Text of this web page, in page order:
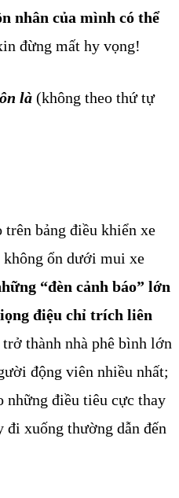
nhân của mình có thể
đừng mất hy vọng!
là (không theo thứ tự
trên bảng điều khiển xe
ổn dưới mui xe
“đèn cảnh báo” lớn
điệu chỉ trích liên
thành nhà phê bình lớn
động viên nhiều nhất;
những điều tiêu cực thay
xuống thường dẫn đến